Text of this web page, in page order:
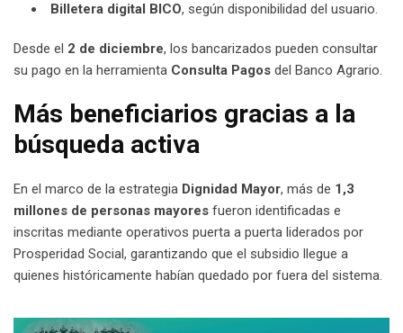
Billetera digital BICO, según disponibilidad del usuario.
Desde el 2 de diciembre, los bancarizados pueden consultar
su pago en la herramienta Consulta Pagos del Banco Agrario.
Más beneficiarios gracias a la
búsqueda activa
En el marco de la estrategia Dignidad Mayor, más de 1,3
millones de personas mayores fueron identificadas e
inscritas mediante operativos puerta a puerta liderados por
Prosperidad Social, garantizando que el subsidio llegue a
quienes históricamente habían quedado por fuera del sistema.